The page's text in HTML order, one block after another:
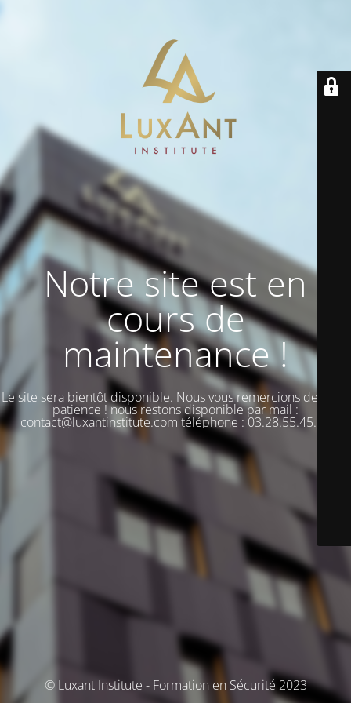
Notre site est en
cours de
maintenance !
Le site sera bientôt disponible. Nous vous remercions de votre
patience ! nous restons disponible par mail :
contact@luxantinstitute.com téléphone : 03.28.55.45.00
© Luxant Institute - Formation en Sécurité 2023